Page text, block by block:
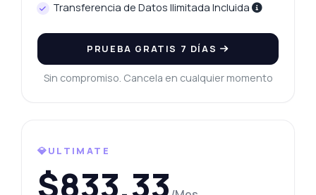
Transferencia de Datos Ilimitada Incluida
PRUEBA GRATIS 7 DÍAS
Sin compromiso. Cancela en cualquier momento
💎ULTIMATE
$833,33